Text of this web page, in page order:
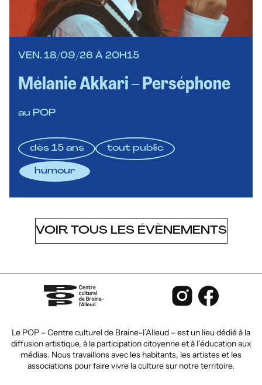
VEN. 18/09/26 À 20H15
Mélanie Akkari – Perséphone
au POP
dès 15 ans tout public
humour
VOIR TOUS LES ÉVÈNEMENTS
Le POP – Centre culturel de Braine-l’Alleud – est un lieu dédié à la
diffusion artistique, à la participation citoyenne et à l’éducation aux
médias. Nous travaillons avec les habitants, les artistes et les
associations pour faire vivre la culture sur notre territoire.